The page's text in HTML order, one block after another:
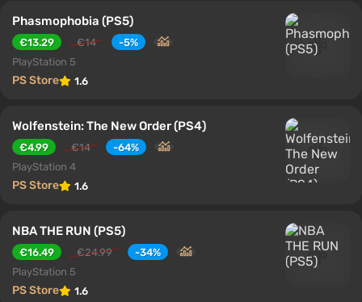
Phasmophobia (PS5)
€13.29 €14
-5%
PlayStation 5
PS Store 1.6
Wolfenstein: The New Order (PS4)
€4.99 €14
-64%
PlayStation 4
PS Store 1.6
NBA THE RUN (PS5)
€16.49 €24.99
-34%
PlayStation 5
PS Store 1.6